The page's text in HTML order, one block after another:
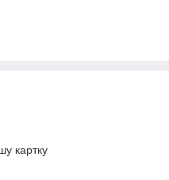
картку